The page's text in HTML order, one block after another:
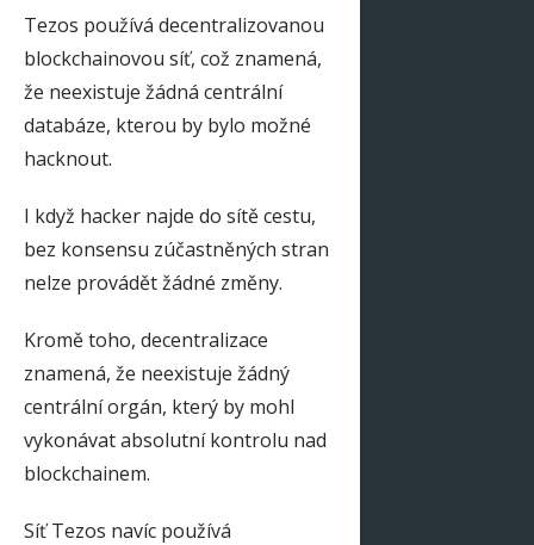
Tezos používá decentralizovanou
blockchainovou síť, což znamená,
že neexistuje žádná centrální
databáze, kterou by bylo možné
hacknout.
I když hacker najde do sítě cestu,
bez konsensu zúčastněných stran
nelze provádět žádné změny.
Kromě toho, decentralizace
znamená, že neexistuje žádný
centrální orgán, který by mohl
vykonávat absolutní kontrolu nad
blockchainem.
Síť Tezos navíc používá